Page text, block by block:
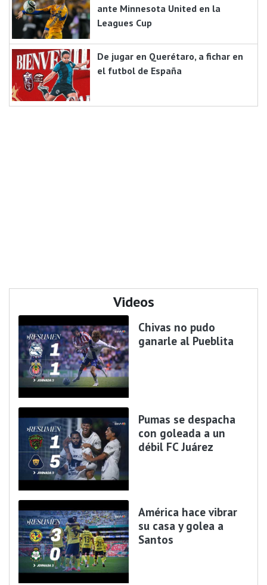
ante Minnesota United en la
Leagues Cup
De jugar en Querétaro, a fichar en
el futbol de España
Videos
Chivas no pudo
ganarle al Pueblita
Pumas se despacha
con goleada a un
débil FC Juárez
América hace vibrar
su casa y golea a
Santos